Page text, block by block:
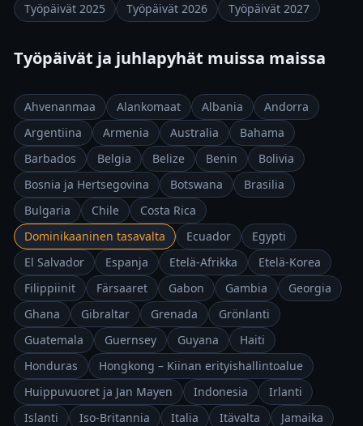
Työpäivät 2025 Työpäivät 2026 Työpäivät 2027
Työpäivät ja juhlapyhät muissa maissa
Ahvenanmaa Alankomaat Albania
Andorra
Argentiina
Armenia Australia
Bahama
Barbados
Belgia Belize Benin
Bolivia
Bosnia ja Hertsegovina
Botswana
Brasilia
Bulgaria
Chile
Costa Rica
Dominikaaninen tasavalta
Ecuador
Egypti
El Salvador
Espanja Etelä-Afrikka
Etelä-Korea
Filippiinit
Färsaaret Gabon Gambia
Georgia
Ghana
Gibraltar Grenada
Grönlanti
Guatemala
Guernsey Guyana
Haiti
Honduras
Hongkong – Kiinan erityishallintoalue
Huippuvuoret ja Jan Mayen
Indonesia
Irlanti
Islanti
Iso-Britannia Italia Itävalta
Jamaika